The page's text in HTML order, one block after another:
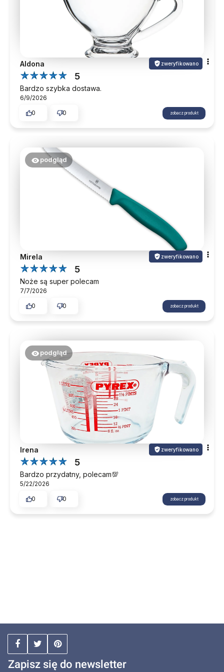
Aldona zweryfikowano
5
Bardzo szybka dostawa.
6/9/2026
0
0 zobacz produkt
podgląd
Mirela zweryfikowano
5
Noże są super polecam
7/7/2026
0
0 zobacz produkt
podgląd
Irena zweryfikowano
5
Bardzo przydatny, polecam💯
5/22/2026
0
0 zobacz produkt
Zapisz się do newsletter